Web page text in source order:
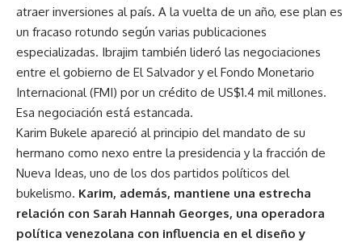
atraer inversiones al país. A la vuelta de un año, ese plan es
un fracaso rotundo según varias publicaciones
especializadas. Ibrajim también lideró las negociaciones
entre el gobierno de El Salvador y el Fondo Monetario
Internacional (FMI) por un crédito de US$1.4 mil millones.
Esa negociación está estancada.
Karim Bukele apareció al principio del mandato de su
hermano como nexo entre la presidencia y la fracción de
Nueva Ideas, uno de los dos partidos políticos del
bukelismo. Karim, además, mantiene una estrecha
relación con Sarah Hannah Georges, una operadora
política venezolana con influencia en el diseño y